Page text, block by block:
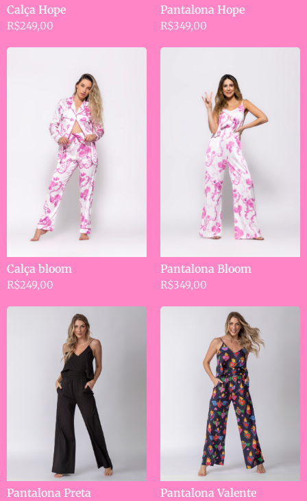
Calça Hope
R$249,00
Pantalona Hope
R$349,00
Calça bloom
R$249,00
Pantalona Bloom
R$349,00
Pantalona Preta Pantalona Valente